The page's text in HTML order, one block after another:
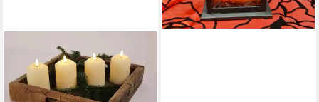
LED-Kerze 35447 4er LED
Echtwachskerzen Set Creme
FB+Timer